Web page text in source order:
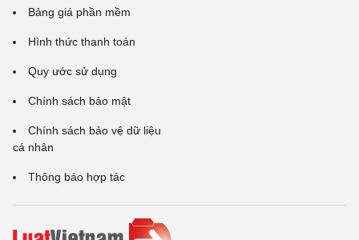
Bảng giá phần mềm
Hình thức thanh toán
Quy ước sử dụng
Chính sách bảo mật
Chính sách bảo vệ dữ liệu
cá nhân
Thông báo hợp tác